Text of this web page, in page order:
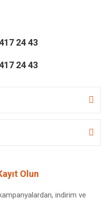
24 43
24 43
Olun
indirim ve